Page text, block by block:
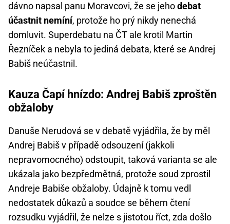
dávno napsal panu Moravcovi, že se jehodebat
účastnit nemíní, protože ho prý nikdy nenechá
domluvit. Superdebatu na ČT ale krotil Martin
Řezníček a nebyla to jediná debata, které se Andrej
Babiš neúčastnil.
Kauza Čapí hnízdo: Andrej Babiš zproštěn
obžaloby
Danuše Nerudová se v debatě vyjádřila, že by měl
Andrej Babiš v případě odsouzení (jakkoli
nepravomocného) odstoupit, taková varianta se ale
ukázala jako bezpředmětná, protože soud zprostil
Andreje Babiše obžaloby. Údajně k tomu vedl
nedostatek důkazů a soudce se během čtení
rozsudku vyjádřil, že nelze s jistotou říct, zda došlo